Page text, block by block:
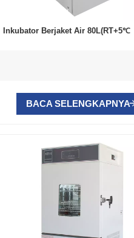
Inkubator Berjaket Air 80L(RT+5℃
BACA SELENGKAPNYA